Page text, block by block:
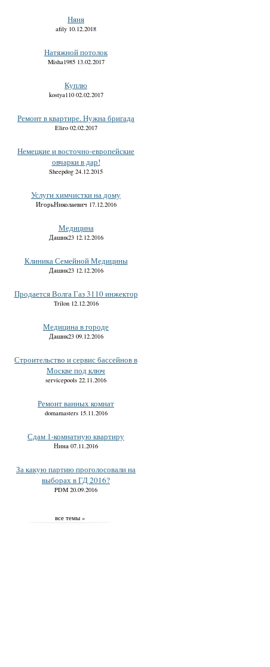
Няня
afily 10.12.2018
Натяжной потолок
Misha1985 13.02.2017
Куплю
kostya110 02.02.2017
Ремонт в квартире. Нужна бригада
Eliro 02.02.2017
Немецкие и восточно-европейские
овчарки в дар!
Sheepdog 24.12.2015
Услуги химчистки на дому
ИгорьНиколаевич 17.12.2016
Медицина
Дашик23 12.12.2016
Клиника Семейной Медицины
Дашик23 12.12.2016
Продается Волга Газ 3110 инжектор
Trilon 12.12.2016
Медицина в городе
Дашик23 09.12.2016
Строительство и сервис бассейнов в
Москве под ключ
servicepools 22.11.2016
Ремонт ванных комнат
domamasters 15.11.2016
Сдам 1-комнатную квартиру
Нина 07.11.2016
За какую партию проголосовали на
выборах в ГД 2016?
PDM 20.09.2016
все темы »